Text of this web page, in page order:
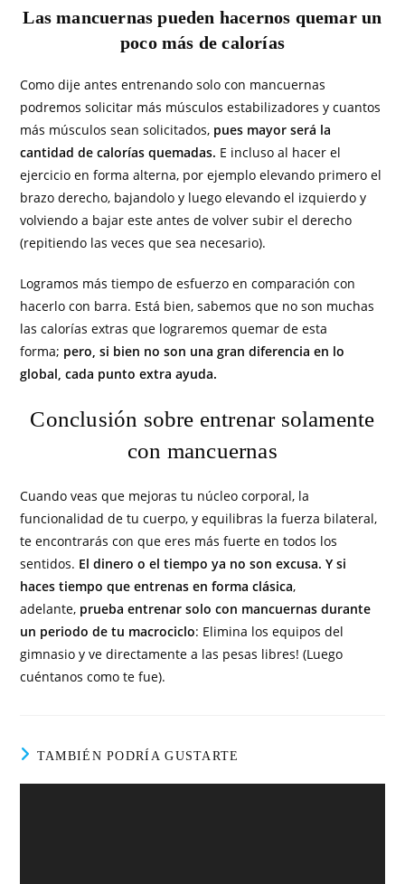
Las mancuernas pueden hacernos quemar un
poco más de calorías
Como dije antes entrenando solo con mancuernas
podremos solicitar más músculos estabilizadores y cuantos
más músculos sean solicitados, pues mayor será la
cantidad de calorías quemadas. E incluso al hacer el
ejercicio en forma alterna, por ejemplo elevando primero el
brazo derecho, bajandolo y luego elevando el izquierdo y
volviendo a bajar este antes de volver subir el derecho
(repitiendo las veces que sea necesario).
Logramos más tiempo de esfuerzo en comparación con
hacerlo con barra. Está bien, sabemos que no son muchas
las calorías extras que lograremos quemar de esta
forma; pero, si bien no son una gran diferencia en lo
global, cada punto extra ayuda.
Conclusión sobre entrenar solamente
con mancuernas
Cuando veas que mejoras tu núcleo corporal, la
funcionalidad de tu cuerpo, y equilibras la fuerza bilateral,
te encontrarás con que eres más fuerte en todos los
sentidos. El dinero o el tiempo ya no son excusa. Y si
haces tiempo que entrenas en forma clásica,
adelante, prueba entrenar solo con mancuernas durante
un periodo de tu macrociclo: Elimina los equipos del
gimnasio y ve directamente a las pesas libres! (Luego
cuéntanos como te fue).
TAMBIÉN PODRÍA GUSTARTE